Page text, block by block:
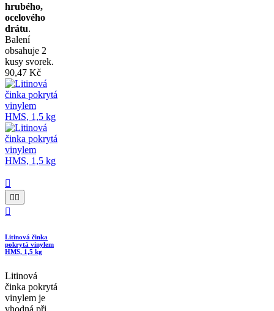
hrubého,
ocelového
drátu.
Balení
obsahuje 2
kusy svorek.
90,47 Kč

 

Litinová činka
pokrytá vinylem
HMS, 1,5 kg
Litinová
činka pokrytá
vinylem je
vhodná při